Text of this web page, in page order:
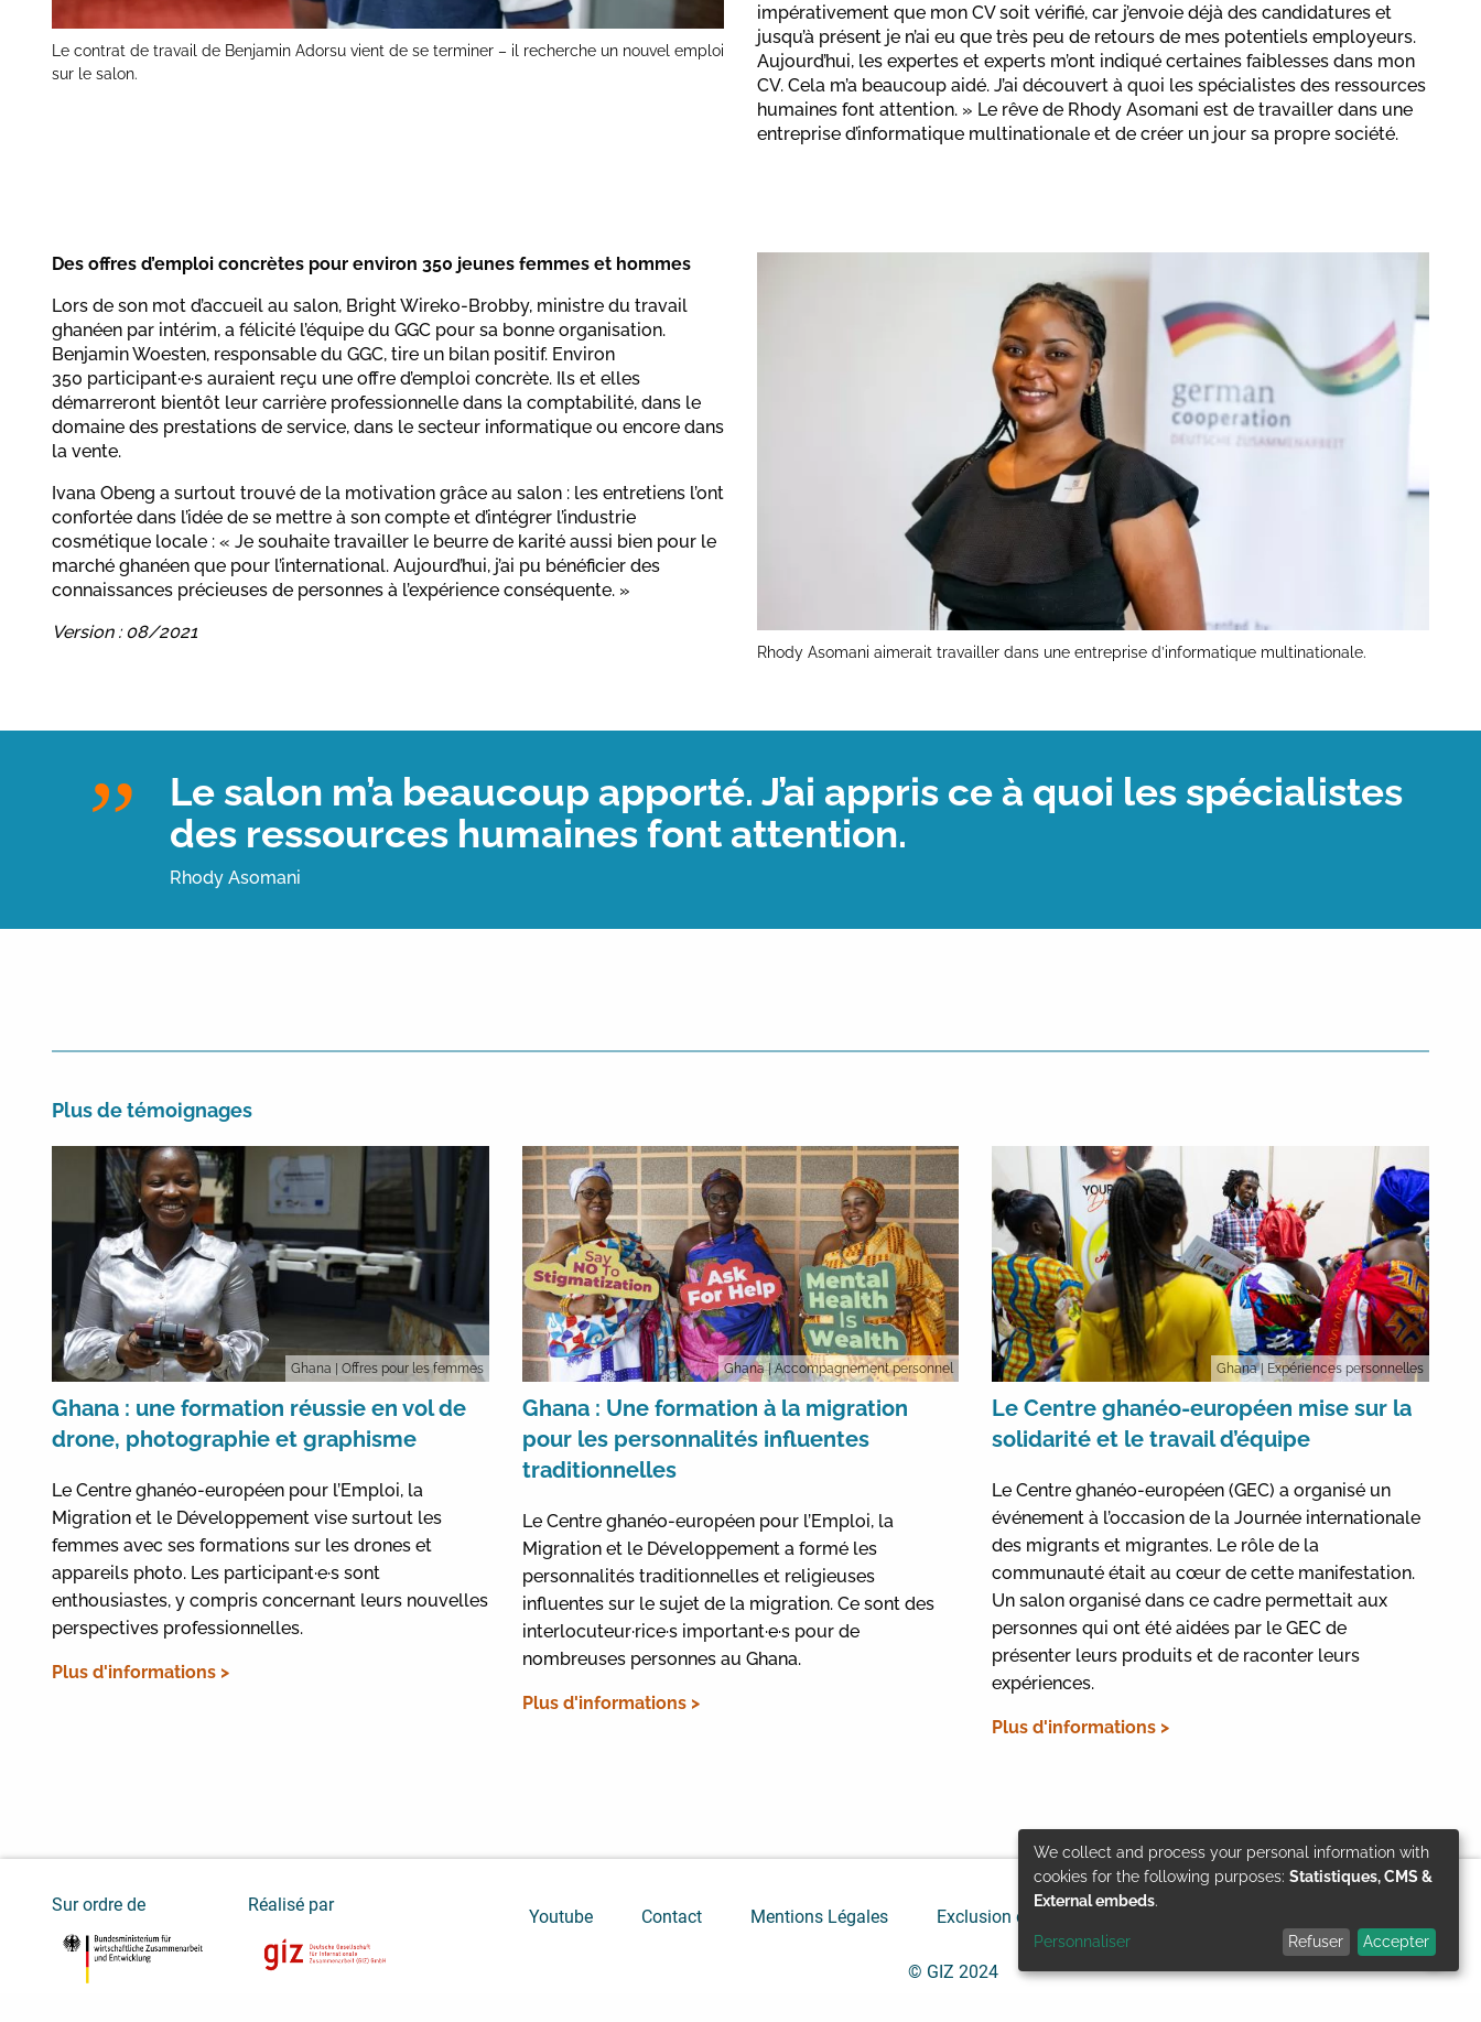
Le contrat de travail de Benjamin Adorsu vient de se terminer – il recherche un nouvel emploi
sur le salon.
impérativement que mon CV soit vérifié, car j’envoie déjà des candidatures et
jusqu’à présent je n’ai eu que très peu de retours de mes potentiels employeurs.
Aujourd’hui, les expertes et experts m’ont indiqué certaines faiblesses dans mon
CV. Cela m’a beaucoup aidé. J’ai découvert à quoi les spécialistes des ressources
humaines font attention. » Le rêve de Rhody Asomani est de travailler dans une
entreprise d’informatique multinationale et de créer un jour sa propre société.
Rhody Asomani aimerait travailler dans une entreprise d’informatique multinationale.
Des offres d’emploi concrètes pour environ 350 jeunes femmes et hommes
Lors de son mot d’accueil au salon, Bright Wireko-Brobby, ministre du travail
ghanéen par intérim, a félicité l’équipe du GGC pour sa bonne organisation.
Benjamin Woesten, responsable du GGC, tire un bilan positif. Environ
350 participant·e·s auraient reçu une offre d’emploi concrète. Ils et elles
démarreront bientôt leur carrière professionnelle dans la comptabilité, dans le
domaine des prestations de service, dans le secteur informatique ou encore dans
la vente.
Ivana Obeng a surtout trouvé de la motivation grâce au salon : les entretiens l’ont
confortée dans l’idée de se mettre à son compte et d’intégrer l’industrie
cosmétique locale : « Je souhaite travailler le beurre de karité aussi bien pour le
marché ghanéen que pour l’international. Aujourd’hui, j’ai pu bénéficier des
connaissances précieuses de personnes à l’expérience conséquente. »
Version : 08/2021
Le salon m’a beaucoup apporté. J’ai appris ce à quoi les spécialistes
des ressources humaines font attention.
Rhody Asomani
Plus de témoignages
Ghana | Offres pour les femmes
Ghana : une formation réussie en vol de
drone, photographie et graphisme
Le Centre ghanéo-européen pour l’Emploi, la
Migration et le Développement vise surtout les
femmes avec ses formations sur les drones et
appareils photo. Les participant·e·s sont
enthousiastes, y compris concernant leurs nouvelles
perspectives professionnelles.
Plus d'informations >
Ghana| Accompagnement personnel
Ghana : Une formation à la migration
pour les personnalités influentes
traditionnelles
Le Centre ghanéo-européen pour l’Emploi, la
Migration et le Développement a formé les
personnalités traditionnelles et religieuses
influentes sur le sujet de la migration. Ce sont des
interlocuteur·rice·s important·e·s pour de
nombreuses personnes au Ghana.
Plus d'informations >
Ghana| Expériences personnelles
Le Centre ghanéo-européen mise sur la
solidarité et le travail d’équipe
Le Centre ghanéo-européen (GEC) a organisé un
événement à l’occasion de la Journée internationale
des migrants et migrantes. Le rôle de la
communauté était au cœur de cette manifestation.
Un salon organisé dans ce cadre permettait aux
personnes qui ont été aidées par le GEC de
présenter leurs produits et de raconter leurs
expériences.
Plus d'informations >
Sur ordre de Réalisé par
Youtube Contact Mentions Légales Exclusion de responsabilité
© GIZ 2024
Use
of
personal
We collect and process your personal information with
cookies for the following purposes: Statistiques, CMS &
External embeds.
Personnaliser Refuser Accepter